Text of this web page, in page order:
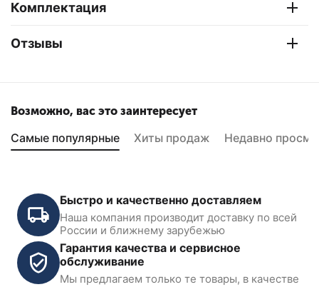
Комплектация
Отзывы
Возможно, вас это заинтересует
Самые популярные Хиты продаж Недавно
Ручная станция для
Ручная станция для
Быстро и качественно доставляем
Наша компания производит доставку по всей
России и ближнему зарубежью
Гарантия качества и сервисное
обслуживание
Мы предлагаем только те товары, в качестве